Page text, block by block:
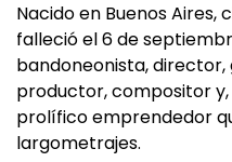
Nacido en Buenos Aires,
falleció el 6 de
bandoneonista,
productor, compositor
prolífico emprendedor
largometrajes.